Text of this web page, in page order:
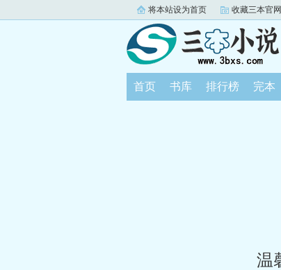
将本站设为首页 收藏三本官网
首页 书库 排行榜 完本
温